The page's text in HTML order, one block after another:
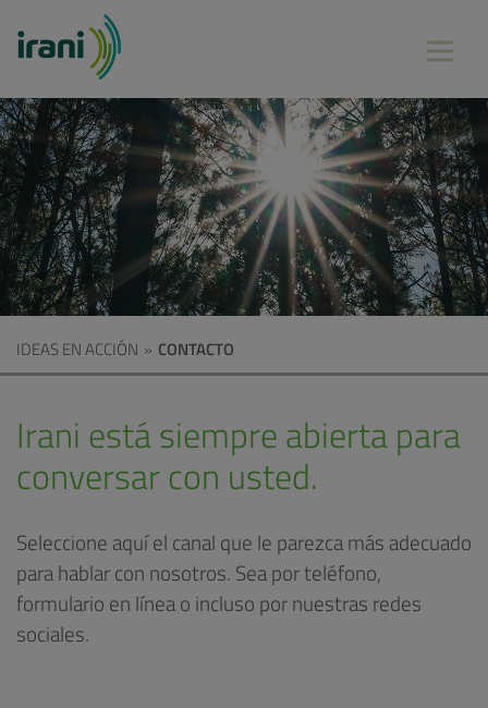
IDEAS EN ACCIÓN » CONTACTO
Irani está siempre abierta para
conversar con usted.
Seleccione aquí el canal que le parezca más adecuado
para hablar con nosotros. Sea por teléfono,
formulario en línea o incluso por nuestras redes
sociales.